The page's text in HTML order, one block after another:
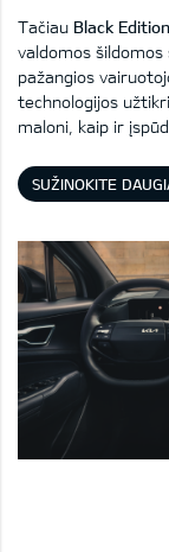
Tačiau Black Edition
valdomos šildomos
pažangios
technologijos
maloni, kaip ir
SUŽINOKITE